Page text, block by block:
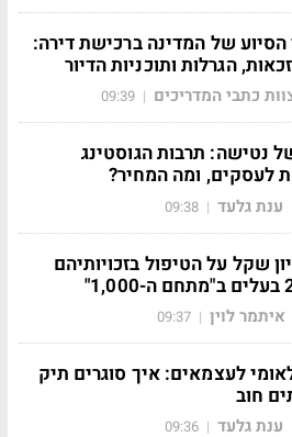
הסיוע של המדינה ברכישת דירה:
הגרלות ותוכניות הדיור
כתבי המדריכים |
09:39
נטישה: תרבות הגוסטינג
לעסקים, ומה המחיר?
ענת גלעד |
09:38
שקל על הטיפול בזכויותיהם
איתמר לוין |
09:37
לעצמאים: איך סוגרים תיק
חוב
ענת גלעד |
09:36